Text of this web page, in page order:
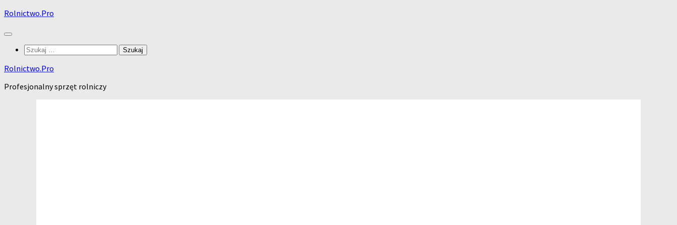
Skip
content
Rolnictwo.Pro
Szukaj:
Rolnictwo.Pro
Profesjonalny sprzęt rolniczy